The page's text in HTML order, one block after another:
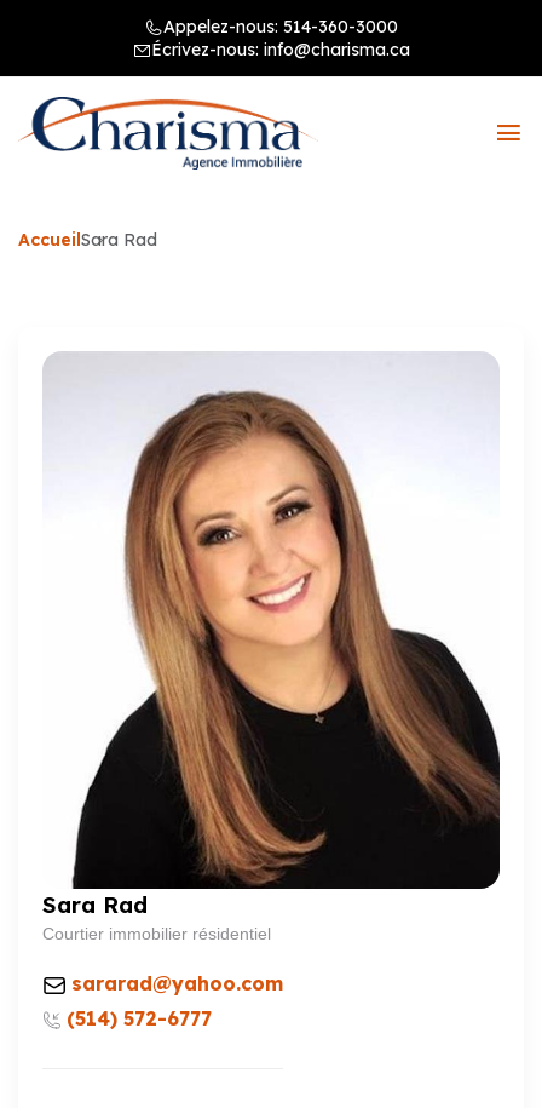
Appelez-nous: 514-360-3000
Écrivez-nous: info@charisma.ca
AccueilSara Rad
Sara Rad
Courtier immobilier résidentiel
sararad@yahoo.com
(514) 572-6777